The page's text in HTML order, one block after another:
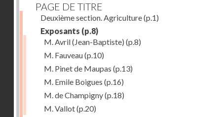
PAGE DE TITRE
Deuxième section. Agriculture(p.1)
Exposants (p.8)
M. Avril (Jean-Baptiste) (p.8)
M. Fauveau(p.10)
M. Pinet de Maupas (p.13)
M. Emile Boigues (p.16)
M. de Champigny(p.18)
M. Vallot(p.20)